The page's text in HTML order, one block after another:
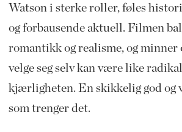
Watson i sterke roller, føles
og forbausende aktuell. Filmen
romantikk og realisme, og minner
velge seg selv kan være like
kjærligheten. En skikkelig god og
som trenger det.